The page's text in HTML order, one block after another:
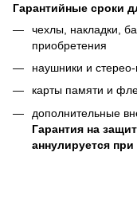
Гарантийные сроки
чехлы, накладки,
приобретения
наушники и
карты памяти и
дополнительные
Гарантия на
аннулируется